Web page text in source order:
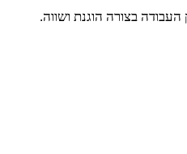
העבודה בצורה הוגנת ושווה.